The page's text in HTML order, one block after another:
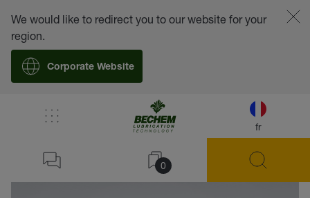
fr
0
We would like to redirect you to our website for your
region.
Corporate Website